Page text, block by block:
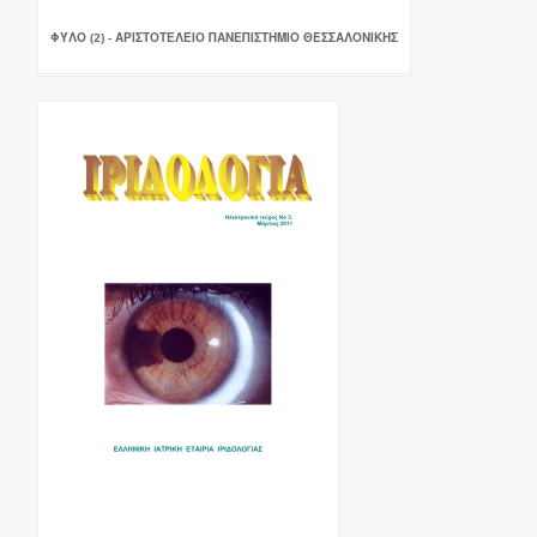
ΦΎΛΟ (2) - ΑΡΙΣΤΟΤΕΛΕΙΟ ΠΑΝΕΠΙΣΤΗΜΙΟ ΘΕΣΣΑΛΟΝΙΚΗΣ